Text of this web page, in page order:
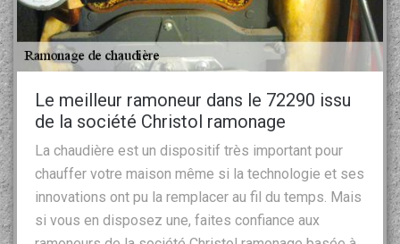
Le meilleur ramoneur dans le 72290 issu
de la société Christol ramonage
La chaudière est un dispositif très important pour
chauffer votre maison même si la technologie et ses
innovations ont pu la remplacer au fil du temps. Mais
si vous en disposez une, faites confiance aux